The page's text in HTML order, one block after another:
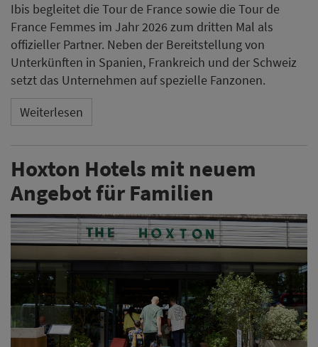
Ibis begleitet die Tour de France sowie die Tour de
France Femmes im Jahr 2026 zum dritten Mal als
offizieller Partner. Neben der Bereitstellung von
Unterkünften in Spanien, Frankreich und der Schweiz
setzt das Unternehmen auf spezielle Fanzonen.
Weiterlesen
Hoxton Hotels mit neuem
Angebot für Familien